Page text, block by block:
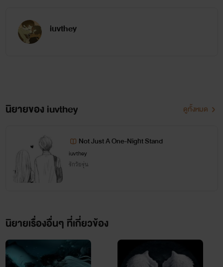
โอกาสได้ใกล้ชิดกันบ้าง แต่โชคร้ายว่ะที่มันดันชอบผู้ชายอีกคน
ไม่รู้แหละ ยังไงๆ ผมก็ต้องทำให้มันหันมาชอบผมให้ได้ ถ้ามันไม่
คณะที่คุณหญิงแม่ไม่ปลื้มสุดๆ อย่างคณะบริหารการตลาด และ
ผมก็ดันแก้ปัญหาอย่างง่ายดายและสิ้นคิดที่สุดโดยการแอบนางไป
สอบครับ และพอผมสอบติดเท่านั้นแหละ ตู้ม！！ ระเบิดลง
iuvthey
นิยายของ iuvthey ดูทั้งหมด
Not Just A One-Night Stand
iuvthey
รักวัยรุ่น
นิยายเรื่องอื่นๆ ที่เกี่ยวข้อง